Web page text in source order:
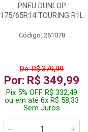
PNEU DUNLOP
175/65R14 TOURING R1L
Código: 261078
De: R$ 379,99
Por: R$ 349,99
Pix 5% OFF R$ 332,49
ou em até 6x R$ 58,33
Sem Juros